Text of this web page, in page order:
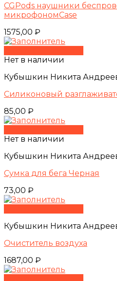
CGPods наушники
микрофономCase
1575,00 ₽
Нет в наличии
Кубышкин Никита
Силиконовый
85,00 ₽
Нет в наличии
Кубышкин Никита
Сумка для бега Черная
73,00 ₽
Кубышкин Никита
Очиститель воздуха
1687,00 ₽